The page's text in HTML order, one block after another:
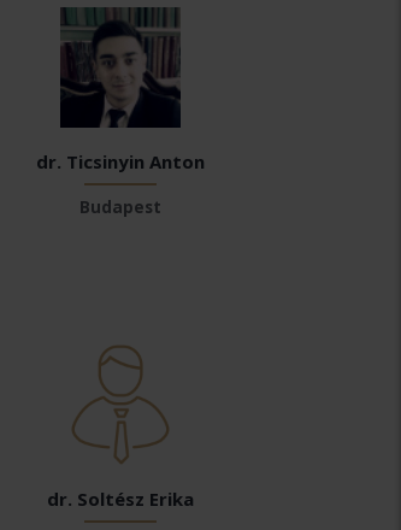
dr. Ticsinyin Anton
Budapest
dr. Soltész Erika